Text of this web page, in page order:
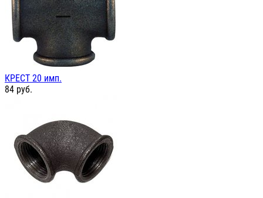
КРЕСТ 20 имп.
84 руб.